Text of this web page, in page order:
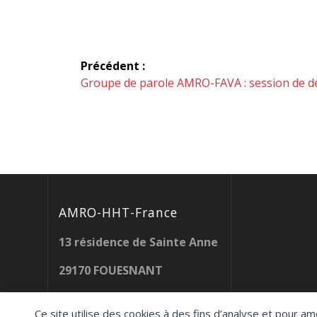
Navigation
de
Précédent :
Article
Groupe de parole AMRO-FAVA : session de
AMRO-HHT-France
13 résidence de Sainte Anne
29170 FOUESNANT
Ce site utilise des cookies à des fins d’analyse et pour